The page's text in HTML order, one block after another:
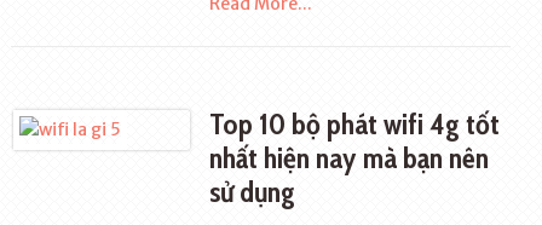
Top 10 bộ phát wifi 4g tốt
nhất hiện nay mà bạn nên
sử dụng